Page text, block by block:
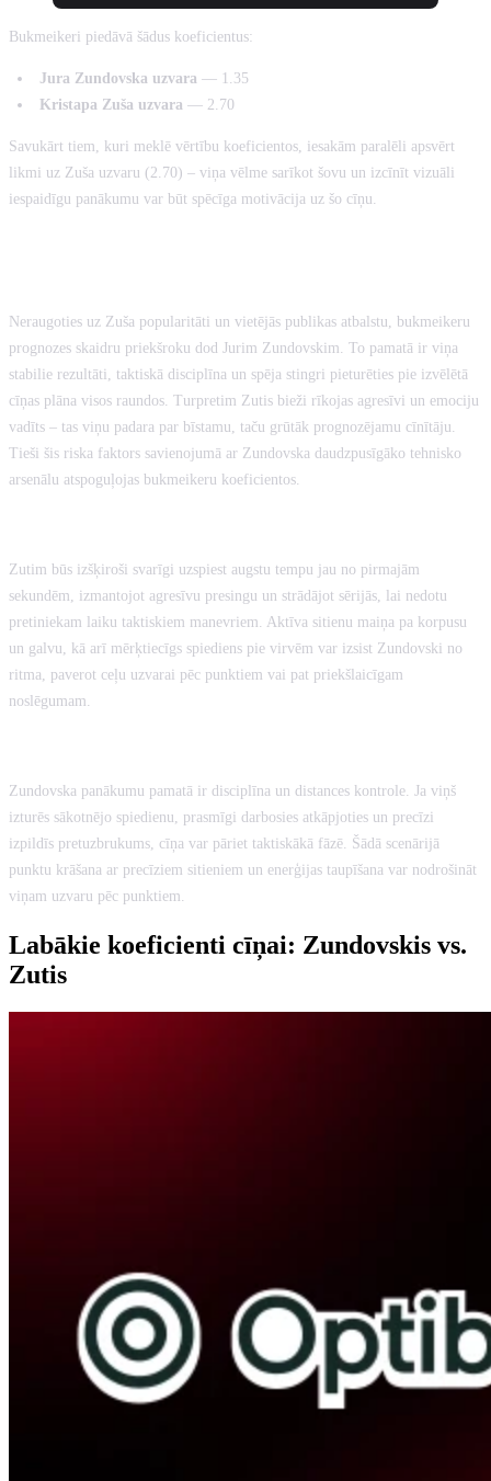
Bukmeikeri piedāvā šādus koeficientus:
Jura Zundovska uzvara — 1.35
Kristapa Zuša uzvara — 2.70
Savukārt tiem, kuri meklē vērtību koeficientos, iesakām paralēli apsvērt
likmi uz Zuša uzvaru (2.70) – viņa vēlme sarīkot šovu un izcīnīt vizuāli
iespaidīgu panākumu var būt spēcīga motivācija uz šo cīņu.
Neraugoties uz Zuša popularitāti un vietējās publikas atbalstu, bukmeikeru
prognozes skaidru priekšroku dod Jurim Zundovskim. To pamatā ir viņa
stabilie rezultāti, taktiskā disciplīna un spēja stingri pieturēties pie izvēlētā
cīņas plāna visos raundos. Turpretim Zutis bieži rīkojas agresīvi un emociju
vadīts – tas viņu padara par bīstamu, taču grūtāk prognozējamu cīnītāju.
Tieši šis riska faktors savienojumā ar Zundovska daudzpusīgāko tehnisko
arsenālu atspoguļojas bukmeikeru koeficientos.
Zutim būs izšķiroši svarīgi uzspiest augstu tempu jau no pirmajām
sekundēm, izmantojot agresīvu presingu un strādājot sērijās, lai nedotu
pretiniekam laiku taktiskiem manevriem. Aktīva sitienu maiņa pa korpusu
un galvu, kā arī mērķtiecīgs spiediens pie virvēm var izsist Zundovski no
ritma, paverot ceļu uzvarai pēc punktiem vai pat priekšlaicīgam
noslēgumam.
Zundovska panākumu pamatā ir disciplīna un distances kontrole. Ja viņš
izturēs sākotnējo spiedienu, prasmīgi darbosies atkāpjoties un precīzi
izpildīs pretuzbrukums, cīņa var pāriet taktiskākā fāzē. Šādā scenārijā
punktu krāšana ar precīziem sitieniem un enerģijas taupīšana var nodrošināt
viņam uzvaru pēc punktiem.
Labākie koeficienti cīņai: Zundovskis vs.
Zutis